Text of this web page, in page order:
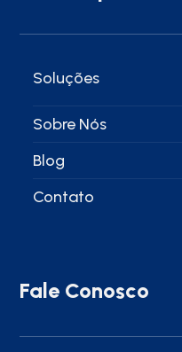
Soluções
Sobre Nós
Blog
Contato
Fale Conosco